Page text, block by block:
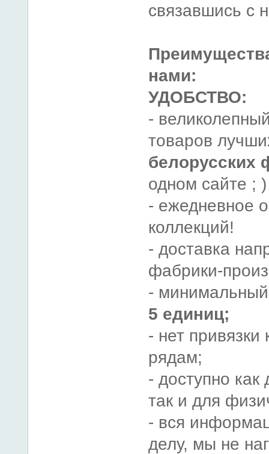
связавшись с
нами:
УДОБСТВО:
-
товаров
белорусских
одном сайте ; )
- ежедневное
коллекций!
- доставка
фабрики-
-
5 единиц;
- нет
рядам;
- доступно
так и для
- вся
делу, мы не